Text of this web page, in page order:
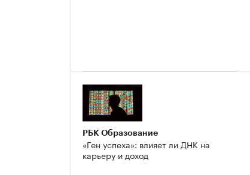
РБК Образование
«Ген успеха»: влияет ли ДНК на
карьеру и доход